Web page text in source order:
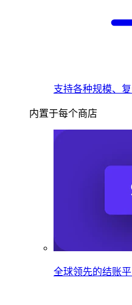
支持各种规模、
内置于每个商店
全球领先的结账